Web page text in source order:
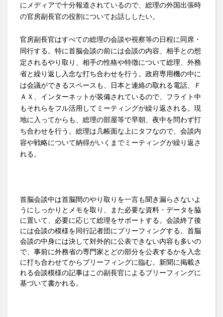
にメディアで十分報道されているので、総理の外国出張時
の官房副長官の役割についてお話ししたい。
官房副長官はすべての総理の会談や視察等の日程に同席・
同行する。特に首脳会談の前には会談の内容、相手との想
定されるやり取り、相手の性格や特徴について総理、外務
省と繰り返し入念な打ち合わせを行う。政府専用機の中に
は会議ができるスペースも、日本と連絡の取れる電話、Ｆ
ＡＸ、インターネットが装備されているので、フライト中
もそれらをフル活用してミーティングが繰り返される。現
地に入ってからも、総理の部屋等で早朝、夜中を問わず打
ち合わせを行う。総理は几帳面な上にタフなので、会談内
容や戦略について納得がいくまでミーティングが繰り返さ
れる。
首脳会談中は首脳間のやり取りを一言も聞き漏らさないよ
うにしっかりとメモを取り、また必要な資料・データを脇
に置いて、必要に応じて総理をサポートする。会談終了後
には会談の模様を同行記者団にブリーフィングする。首脳
会談の中身には決して対外的に公表できない内容も多いの
で、事前に外務省の専門家とどの部分を公表するかを入念
に打ち合わせてからブリーフィングに臨む。新聞に掲載さ
れる会談模様の記事はこの副長官によるブリーフィングに
基づいて書かれる。